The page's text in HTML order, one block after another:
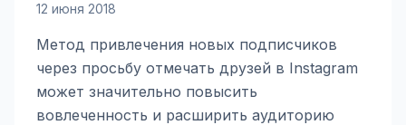
12 июня 2018
Метод привлечения новых подписчиков
через просьбу отмечать друзей в Instagram
может значительно повысить
вовлеченность и расширить аудиторию